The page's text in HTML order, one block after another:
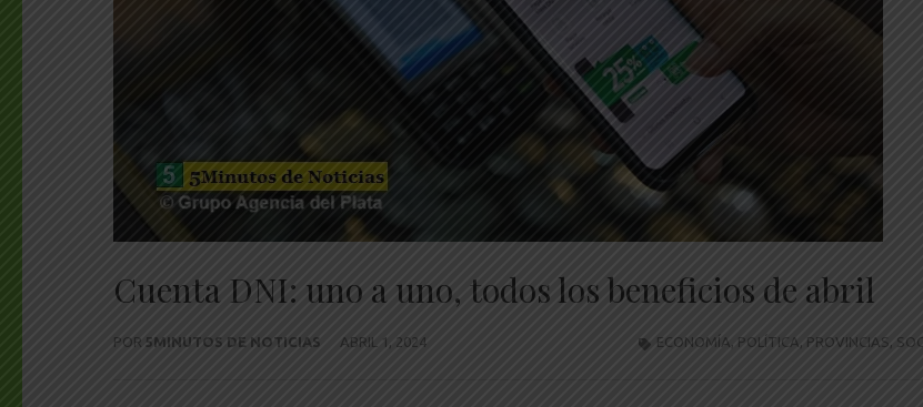
Cuenta DNI: uno a uno, todos los beneficios de abril
POR 5MINUTOS DE NOTICIAS ABRIL 1, 2024 ECONOMÍA POLÍTICA, PROVINCIAS,